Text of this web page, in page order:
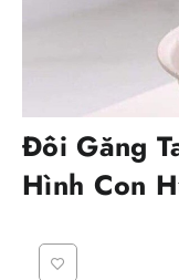
Đôi Găng
Hình Con